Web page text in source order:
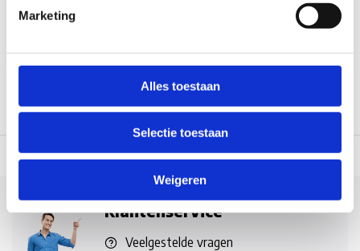
Marketing
Alles toestaan
Selectie toestaan
Weigeren
€16,35
verzonden(werkdagen, normale pakketten naar NL/BE/DE) World
Klantenservice
Veelgestelde vragen